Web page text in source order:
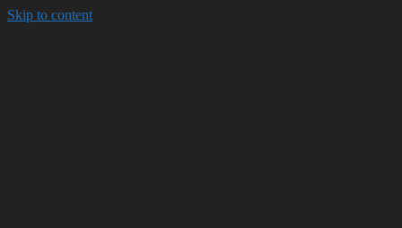
Skip to content